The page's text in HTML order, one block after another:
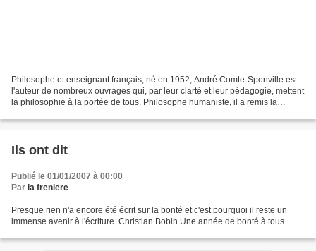
Philosophe et enseignant français, né en 1952, André Comte-Sponville est
l'auteur de nombreux ouvrages qui, par leur clarté et leur pédagogie, mettent
la philosophie à la portée de tous. Philosophe humaniste, il a remis la
Ils ont dit
Publié le 01/01/2007 à 00:00
Par la freniere
Presque rien n'a encore été écrit sur la bonté et c'est pourquoi il reste un
immense avenir à l'écriture. Christian Bobin Une année de bonté à tous.